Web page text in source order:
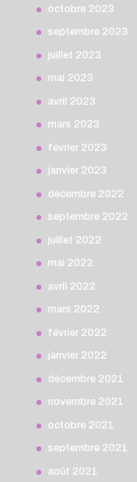
octobre 2023
septembre 2023
juillet 2023
mai 2023
avril 2023
mars 2023
février 2023
janvier 2023
décembre 2022
septembre 2022
juillet 2022
mai 2022
avril 2022
mars 2022
février 2022
janvier 2022
décembre 2021
novembre 2021
octobre 2021
septembre 2021
août 2021